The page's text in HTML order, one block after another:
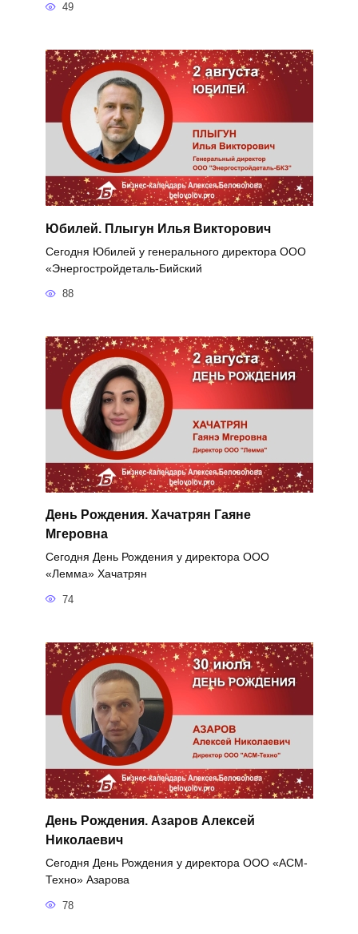
49
Юбилей. Плыгун Илья Викторович
Сегодня Юбилей у генерального директора ООО
«Энергостройдеталь-Бийский
88
День Рождения. Хачатрян Гаяне
Мгеровна
Сегодня День Рождения у директора ООО
«Лемма» Хачатрян
74
День Рождения. Азаров Алексей
Николаевич
Сегодня День Рождения у директора ООО «АСМ-
Техно» Азарова
78